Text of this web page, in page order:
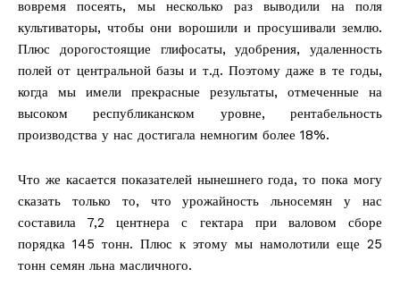
вовремя посеять, мы несколько раз выводили на поля
культиваторы, чтобы они ворошили и просушивали землю.
Плюс дорогостоящие глифосаты, удобрения, удаленность
полей от центральной базы и т.д. Поэтому даже в те годы,
когда мы имели прекрасные результаты, отмеченные на
высоком республиканском уровне, рентабельность
производства у нас достигала немногим более 18%.
Что же касается показателей нынешнего года, то пока могу
сказать только то, что урожайность льносемян у нас
составила 7,2 центнера с гектара при валовом сборе
порядка 145 тонн. Плюс к этому мы намолотили еще 25
тонн семян льна масличного.